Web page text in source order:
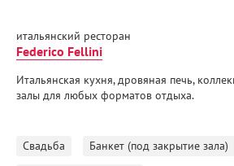
итальянский ресторан
Federico Fellini
Итальянская кухня, дровяная печь,
залы для любых форматов отдыха.
Свадьба Банкет (под закрытие зала)